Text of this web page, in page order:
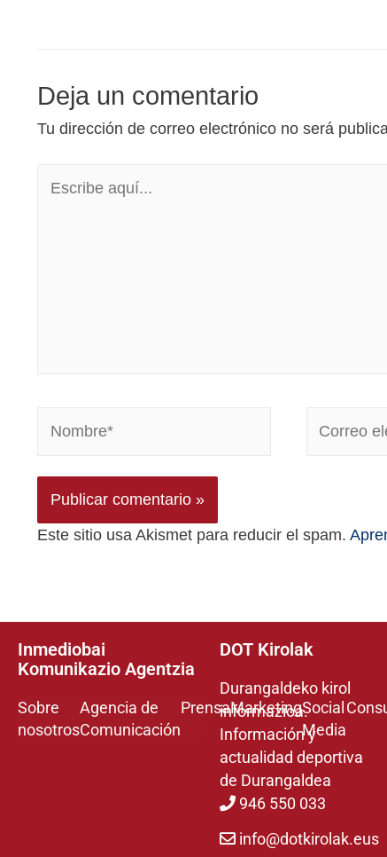
Deja un comentario
Tu dirección de correo electrónico no será
Este sitio usa Akismet para reducir el spam.
Inmediobai
Komunikazio Agentzia
Sobre
nosotros
Agencia de
Comunicación
PrensaMarketingSocial
Media
DOT Kirolak
Durangaldeko kirol
informazioa.
Información y
actualidad deportiva
de Durangaldea
946 550 033
info@dotkirolak.eus